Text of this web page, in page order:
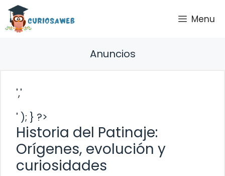
Saltar
contenido
Menu
Anuncios
','
' ); } ?>
Historia del Patinaje:
Orígenes, evolución y
curiosidades